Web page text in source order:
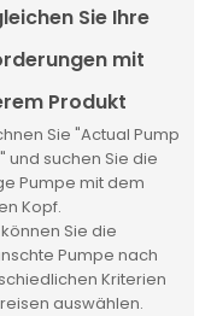
Sie Ihre
mit
Produkt
Sie "Actual Pump
und suchen Sie die
Pumpe mit dem
Kopf.
Sie die
Pumpe nach
Kriterien
auswählen.